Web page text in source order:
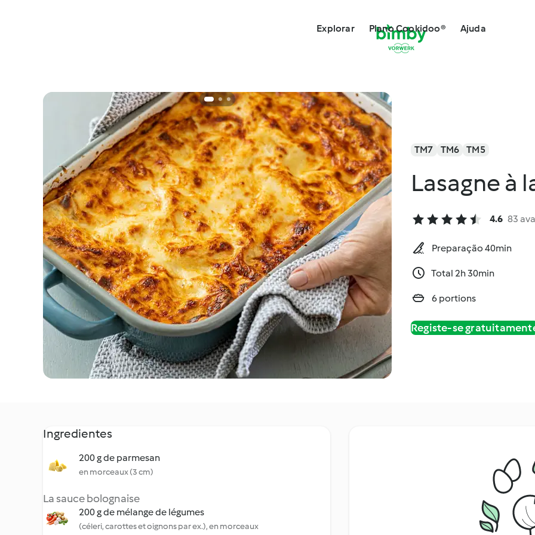
Explorar Plano Cookidoo® Ajuda
TM7 TM6 TM5
Lasagne à
4.6 83
Preparação 40min
Total 2h 30min
6 portions
Registe-se
Ingredientes
200 g de parmesan
en morceaux (3 cm)
La sauce bolognaise
200 g de mélange de légumes
(céleri, carottes et oignons par ex.), en morceaux